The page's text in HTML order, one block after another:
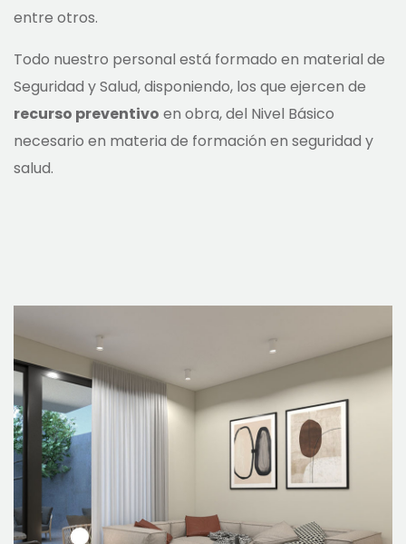
entre otros.
Todo nuestro personal está formado en material de
Seguridad y Salud, disponiendo, los que ejercen de
recurso preventivo en obra, del Nivel Básico
necesario en materia de formación en seguridad y
salud.